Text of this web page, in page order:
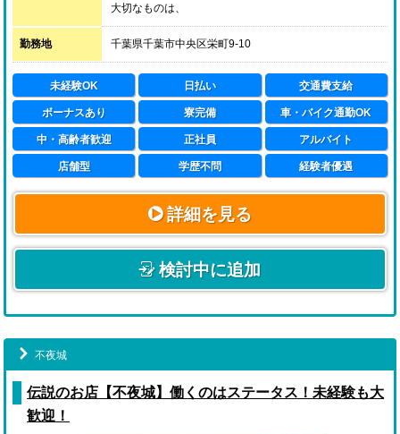
大切なものは、
学歴や経歴ではなく、お客様に喜んでいただきたいとい
う「真心」です。
勤務地 千葉県千葉市中央区栄町9-10
未経験OK 日払い 交通費支給
ボーナスあり 寮完備 車・バイク通勤OK
中・高齢者歓迎 正社員 アルバイト
店舗型 学歴不問 経験者優遇
詳細を見る
検討中に追加
不夜城
伝説のお店【不夜城】働くのはステータス！未経験も大
歓迎！